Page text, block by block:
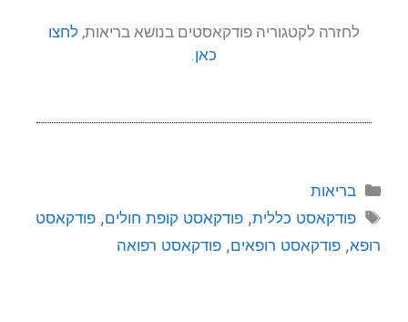
לחזרה לקטגוריה פודקאסטים בנושא בריאות, לחצו
כאן.
בריאות
פודקאסט כללית,פודקאסט קופת חולים,פודקאסט
רופא, פודקאסט רופאים, פודקאסט רפואה